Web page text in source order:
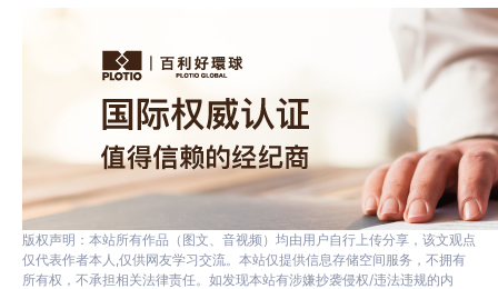
版权声明：本站所有作品（图文、音视频）均由用户自行上传分享，该文观点
仅代表作者本人,仅供网友学习交流。本站仅提供信息存储空间服务，不拥有
所有权，不承担相关法律责任。如发现本站有涉嫌抄袭侵权/违法违规的内